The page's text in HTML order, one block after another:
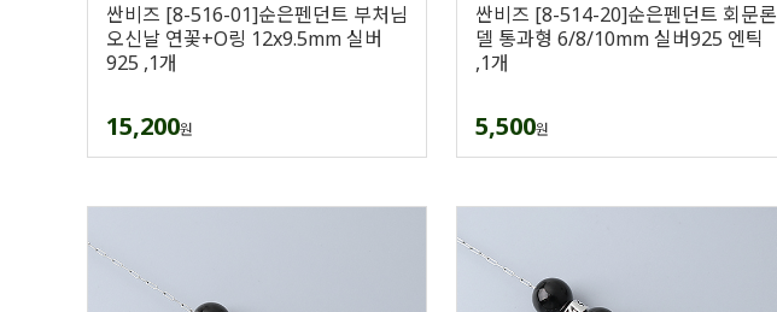
싼비즈 [8-516-01]순은펜던트 부처님
오신날 연꽃+O링 12x9.5mm 실버
925 ,1개
15,200원
싼비즈 [8-514-20]순은펜던트 회문론
델 통과형 6/8/10mm 실버925 엔틱
,1개
5,500원